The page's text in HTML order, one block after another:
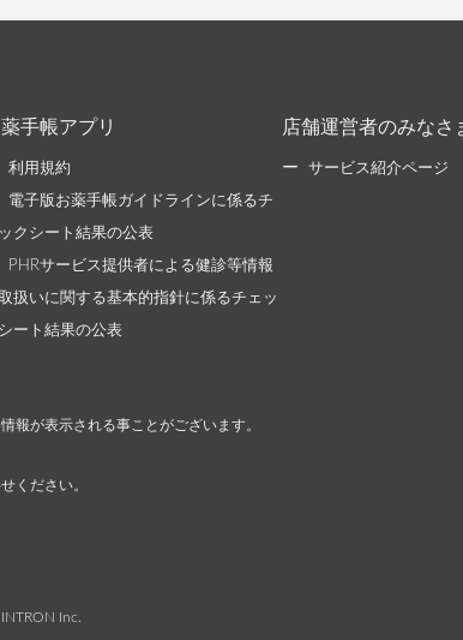
手帳アプリ
利用規約
電子版お薬手帳ガイドラインに係るチ
クシート結果の公表
PHRサービス提供者による健診等情報
扱いに関する基本的指針に係るチェッ
ート結果の公表
店舗運営者のみなさ
サービス紹介ページ
報が表示される事ことがございます。
ください。
Inc.